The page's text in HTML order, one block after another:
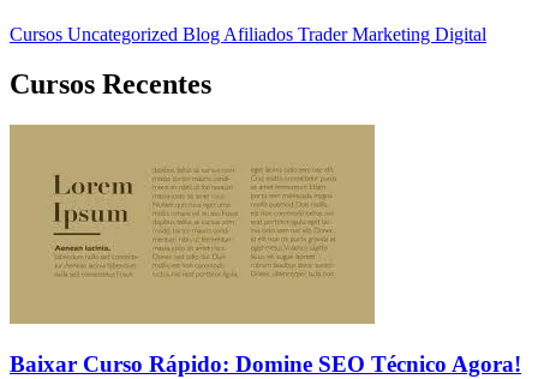
Cursos Uncategorized Blog Afiliados TraderMarketing Digital
Cursos Recentes
Baixar Curso Rápido: Domine SEO Técnico Agora!